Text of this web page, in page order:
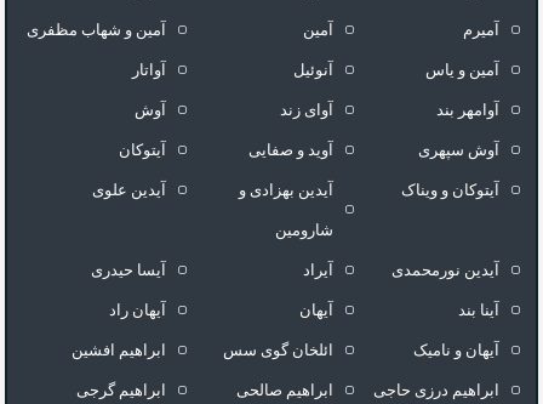
آمیرم آمین آمین و شهاب مظفری
آمین و یاس آنوئیل آواتار
آوامهر بند آوای زند آوش
آوش سپهری آوید و صفایی آیتوکان
آیتوکان و ویناک آیدین بهزادی و
شارومین
آیدین علوی
آیدین نورمحمدی آیراد آیسا حیدری
آینا بند آیهان آیهان راد
آیهان و نامیک ائلخان گوی سس ابراهیم افشین
ابراهیم درزی حاجی ابراهیم صالحی ابراهیم گرجی